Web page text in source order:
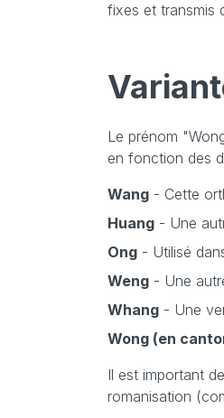
fixes et transmis
Le prénom
en fonction des
Wang - Cette
Huang - Une
Ong - Utilisé
Weng - Une
Whang - Une
Wong (en
Il est important
romanisation